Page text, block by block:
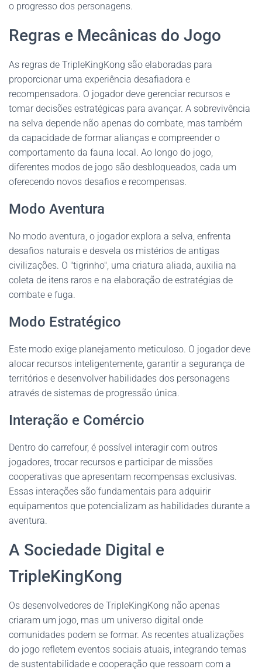
o progresso dos personagens.
Regras e Mecânicas do Jogo
As regras de TripleKingKong são elaboradas para
proporcionar uma experiência desafiadora e
recompensadora. O jogador deve gerenciar recursos e
tomar decisões estratégicas para avançar. A sobrevivência
na selva depende não apenas do combate, mas também
da capacidade de formar alianças e compreender o
comportamento da fauna local. Ao longo do jogo,
diferentes modos de jogo são desbloqueados, cada um
oferecendo novos desafios e recompensas.
Modo Aventura
No modo aventura, o jogador explora a selva, enfrenta
desafios naturais e desvela os mistérios de antigas
civilizações. O "tigrinho", uma criatura aliada, auxilia na
coleta de itens raros e na elaboração de estratégias de
combate e fuga.
Modo Estratégico
Este modo exige planejamento meticuloso. O jogador deve
alocar recursos inteligentemente, garantir a segurança de
territórios e desenvolver habilidades dos personagens
através de sistemas de progressão única.
Interação e Comércio
Dentro do carrefour, é possível interagir com outros
jogadores, trocar recursos e participar de missões
cooperativas que apresentam recompensas exclusivas.
Essas interações são fundamentais para adquirir
equipamentos que potencializam as habilidades durante a
aventura.
A Sociedade Digital e
TripleKingKong
Os desenvolvedores de TripleKingKong não apenas
criaram um jogo, mas um universo digital onde
comunidades podem se formar. As recentes atualizações
do jogo refletem eventos sociais atuais, integrando temas
de sustentabilidade e cooperação que ressoam com a